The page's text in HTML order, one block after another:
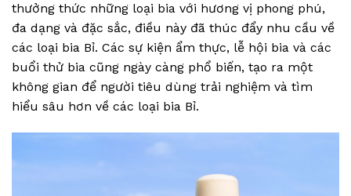
thưởng thức những loại bia với hương vị phong phú,
đa dạng và đặc sắc, điều này đã thúc đẩy nhu cầu về
các loại bia Bỉ. Các sự kiện ẩm thực, lễ hội bia và các
buổi thử bia cũng ngày càng phổ biến, tạo ra một
không gian để người tiêu dùng trải nghiệm và tìm
hiểu sâu hơn về các loại bia Bỉ.